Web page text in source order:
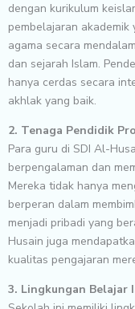
dengan kurikulum
pembelajaran
agama secara
dan sejarah Islam.
hanya cerdas secara
akhlak yang baik.
2. Tenaga Pendidik
Para guru di SDI Al-
berpengalaman dan
Mereka tidak hanya
berperan dalam
menjadi pribadi yang
Husain juga
kualitas pengajaran
3. Lingkungan Belajar